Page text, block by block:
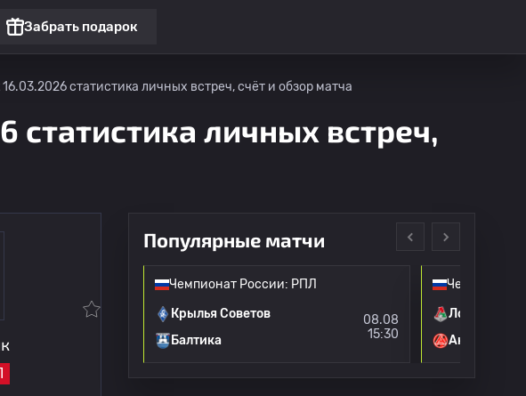
Забрать подарок
статистика личных встреч, счёт и обзор матча
личных встреч,
Популярные матчи
(Пари)
14.08
Чемпионат России: РПЛ
Крылья Советов
Балтика
08.08
15:30
Чемпионат
Локомотив
Акрон